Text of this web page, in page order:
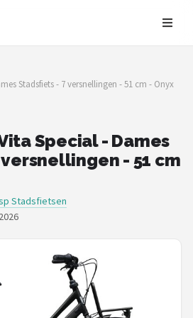
Stadsfiets - 7 versnellingen - 51 cm - Onyx
Special - Dames
- 51 cm
Stadsfietsen